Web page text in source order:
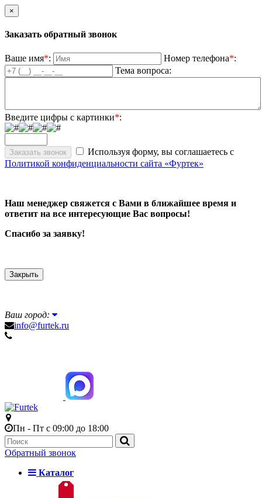
×
Заказать обратный звонок
Ваше имя*: Номер телефона*:
Тема вопроса:
Введите цифры с картинки*:
Используя форму, вы соглашаетесь с
Политикой конфиденциальности сайта «Фуртек»
Наш менеджер свяжется с Вами в ближайшее время и
ответит на все интересующие Вас вопросы!
Спасибо за заявку!
Закрыть
Ваш город:
info@furtek.ru
Пн - Пт с 09:00 до 18:00
Обратный звонок
Каталог